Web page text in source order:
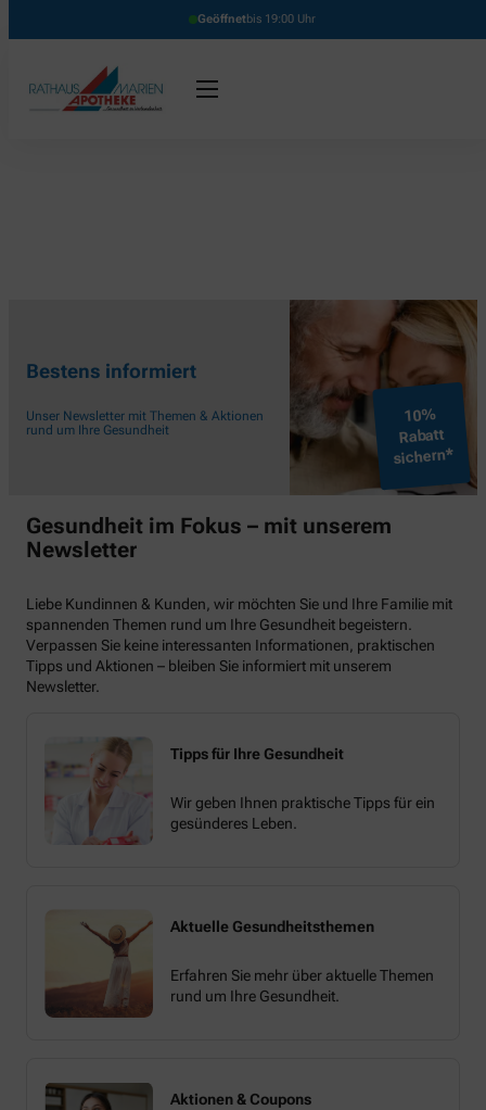
Geöffnetbis 19:00 Uhr
Bestens informiert
Unser Newsletter mit Themen & Aktionen
rund um Ihre Gesundheit
10%
Rabatt
sichern*
Gesundheit im Fokus – mit unserem
Newsletter
Liebe Kundinnen & Kunden, wir möchten Sie und Ihre Familie mit
spannenden Themen rund um Ihre Gesundheit begeistern.
Verpassen Sie keine interessanten Informationen, praktischen
Tipps und Aktionen – bleiben Sie informiert mit unserem
Newsletter.
Tipps für Ihre Gesundheit
Wir geben Ihnen praktische Tipps für ein
gesünderes Leben.
Aktuelle Gesundheitsthemen
Erfahren Sie mehr über aktuelle Themen
rund um Ihre Gesundheit.
Aktionen & Coupons